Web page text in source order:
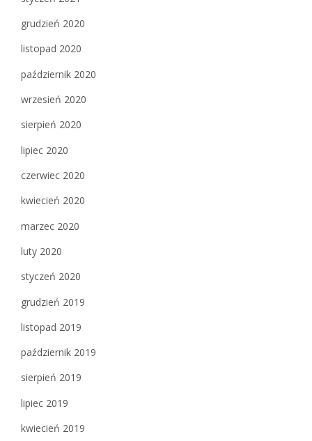
grudzień 2020
listopad 2020
październik 2020
wrzesień 2020
sierpień 2020
lipiec 2020
czerwiec 2020
kwiecień 2020
marzec 2020
luty 2020
styczeń 2020
grudzień 2019
listopad 2019
październik 2019
sierpień 2019
lipiec 2019
kwiecień 2019